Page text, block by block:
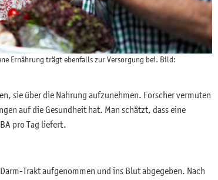
Ernährung trägt ebenfalls zur Versorgung bei. Bild:
sie über die Nahrung aufzunehmen. Forscher vermuten
auf die Gesundheit hat. Man schätzt, dass eine
pro Tag liefert.
Trakt aufgenommen und ins Blut abgegeben. Nach